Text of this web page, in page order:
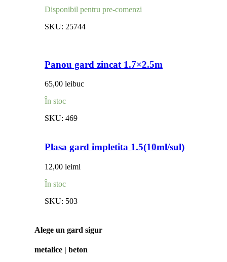
Disponibil pentru pre-comenzi
SKU: 25744
Panou gard zincat 1.7×2.5m
65,00 leibuc
În stoc
SKU: 469
Plasa gard impletita 1.5(10ml/sul)
12,00 leiml
În stoc
SKU: 503
Alege un gard sigur
metalice | beton